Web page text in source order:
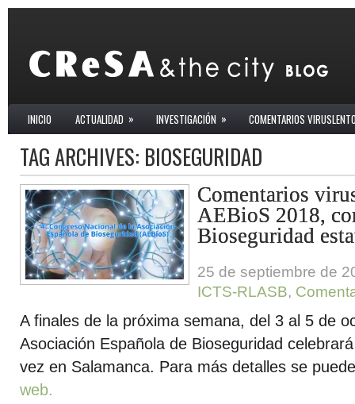
INICIO ACTUALIDAD » INVESTIGACIÓN » COMENTARIOS
TAG ARCHIVES: BIOSEGURIDAD
Comentarios
AEBioS 2018,
Bioseguridad
25 de septiembre de
ICTS-RLASB,
A finales de la próxima semana, del 3 al 5 de
Asociación Española de Bioseguridad
vez en Salamanca. Para más detalles se
web.